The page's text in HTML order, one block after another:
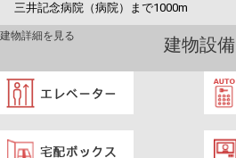
三井記念病院（病院）まで1000m
建物設備
建物詳細を見る